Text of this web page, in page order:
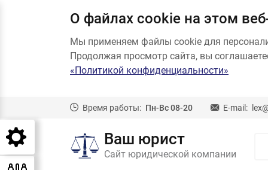
О файлах cookie на этом
Мы применяем файлы cookie для
Продолжая просмотр сайта, вы
«Политикой конфиденциальности»
Время работы: Пн-Вс 08-20 E-mail:
Ваш юрист
Сайт юридической компании